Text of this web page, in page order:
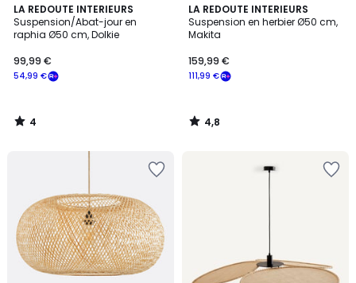
LA REDOUTE INTERIEURS
Suspension/Abat-jour en
raphia Ø50 cm, Dolkie
54,99 €
99,99 €
4
/
5
4
/
LA REDOUTE INTERIEURS
Suspension en herbier Ø50 cm,
Makita
111,99 €
159,99 €
4,8
/ 5
4,8
/